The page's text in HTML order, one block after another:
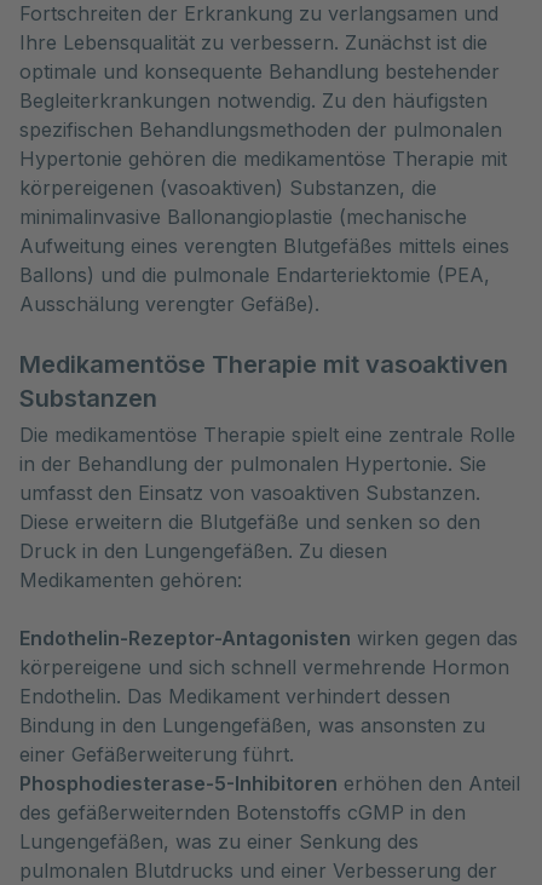
Fortschreiten der Erkrankung zu verlangsamen und
Ihre Lebensqualität zu verbessern. Zunächst ist die
optimale und konsequente Behandlung bestehender
Begleiterkrankungen notwendig. Zu den häufigsten
spezifischen Behandlungsmethoden der pulmonalen
Hypertonie gehören die medikamentöse Therapie mit
körpereigenen (vasoaktiven) Substanzen, die
minimalinvasive Ballonangioplastie (mechanische
Aufweitung eines verengten Blutgefäßes mittels eines
Ballons) und die pulmonale Endarteriektomie (PEA,
Ausschälung verengter Gefäße).
Medikamentöse Therapie mit vasoaktiven
Substanzen
Die medikamentöse Therapie spielt eine zentrale Rolle
in der Behandlung der pulmonalen Hypertonie. Sie
umfasst den Einsatz von vasoaktiven Substanzen.
Diese erweitern die Blutgefäße und senken so den
Druck in den Lungengefäßen. Zu diesen
Medikamenten gehören:
Endothelin-Rezeptor-Antagonisten wirken gegen das
körpereigene und sich schnell vermehrende Hormon
Endothelin. Das Medikament verhindert dessen
Bindung in den Lungengefäßen, was ansonsten zu
einer Gefäßerweiterung führt.
Phosphodiesterase-5-Inhibitoren erhöhen den Anteil
des gefäßerweiternden Botenstoffs cGMP in den
Lungengefäßen, was zu einer Senkung des
pulmonalen Blutdrucks und einer Verbesserung der